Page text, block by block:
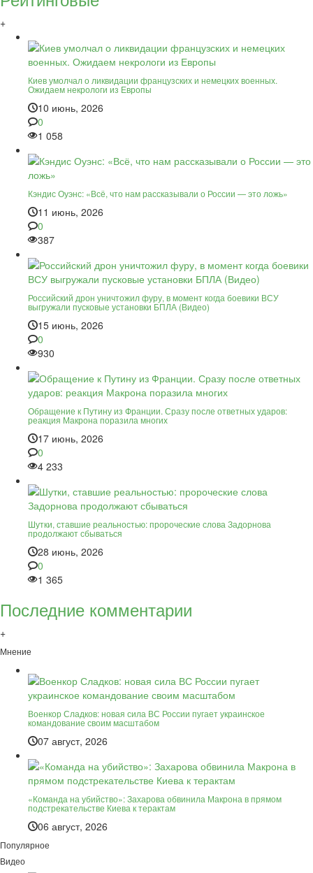
+
Киев умолчал о ликвидации французских и немецких военных.
Ожидаем некрологи из Европы
10 июнь, 2026
0
1 058
Кэндис Оуэнс: «Всё, что нам рассказывали о России — это ложь»
11 июнь, 2026
0
387
Российский дрон уничтожил фуру, в момент когда боевики ВСУ
выгружали пусковые установки БПЛА (Видео)
15 июнь, 2026
0
930
Обращение к Путину из Франции. Сразу после ответных ударов:
реакция Макрона поразила многих
17 июнь, 2026
0
4 233
Шутки, ставшие реальностью: пророческие слова Задорнова
продолжают сбываться
28 июнь, 2026
0
1 365
Последние комментарии
+
Мнение
Военкор Сладков: новая сила ВС России пугает украинское
командование своим масштабом
07 август, 2026
«Команда на убийство»: Захарова обвинила Макрона в прямом
подстрекательстве Киева к терактам
06 август, 2026
Популярное
Видео